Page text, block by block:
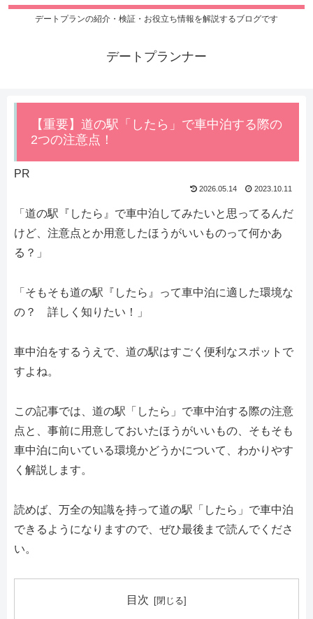
デートプランの紹介・検証・お役立ち情報を解説するブログです
デートプランナー
【重要】道の駅「したら」で車中泊する際の
2つの注意点！
PR
2026.05.14 2023.10.11
「道の駅『したら』で車中泊してみたいと思ってるんだ
けど、注意点とか用意したほうがいいものって何かあ
る？」
「そもそも道の駅『したら』って車中泊に適した環境な
の？ 詳しく知りたい！」
車中泊をするうえで、道の駅はすごく便利なスポットで
すよね。
この記事では、道の駅「したら」で車中泊する際の注意
点と、事前に用意しておいたほうがいいもの、そもそも
車中泊に向いている環境かどうかについて、わかりやす
く解説します。
読めば、万全の知識を持って道の駅「したら」で車中泊
できるようになりますので、ぜひ最後まで読んでくださ
い。
目次